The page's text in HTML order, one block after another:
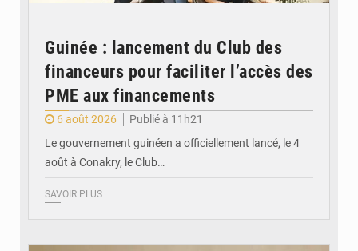
Guinée : lancement du Club des
financeurs pour faciliter l’accès des
PME aux financements
6 août 2026
Publié à 11h21
Le gouvernement guinéen a officiellement lancé, le 4
août à Conakry, le Club…
SAVOIR PLUS